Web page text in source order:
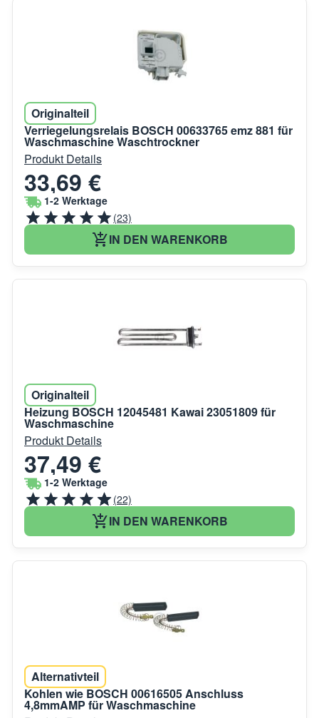
Originalteil
Verriegelungsrelais BOSCH 00633765 emz 881 für
Waschmaschine Waschtrockner
Produkt Details
33,69 €
1-2 Werktage
(23)
IN DEN WARENKORB
Originalteil
Heizung BOSCH 12045481 Kawai 23051809 für
Waschmaschine
Produkt Details
37,49 €
1-2 Werktage
(22)
IN DEN WARENKORB
Alternativteil
Kohlen wie BOSCH 00616505 Anschluss
4,8mmAMP für Waschmaschine